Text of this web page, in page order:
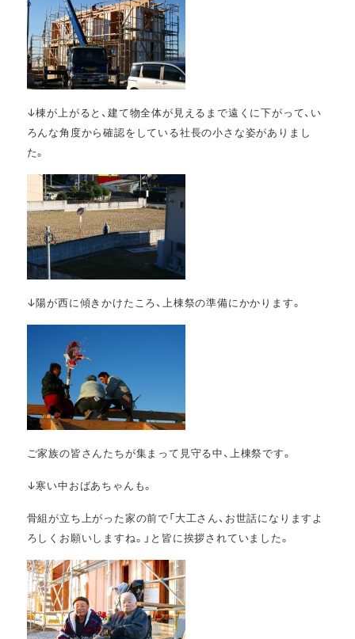
↓棟が上がると、建て物全体が見えるまで遠くに下がって、い
ろんな角度から確認をしている社長の小さな姿がありまし
た。
↓陽が西に傾きかけたころ、上棟祭の準備にかかります。
ご家族の皆さんたちが集まって見守る中、上棟祭です。
↓寒い中おばあちゃんも。
骨組が立ち上がった家の前で「大工さん、お世話になりますよ
ろしくお願いしますね。」と皆に挨拶されていました。